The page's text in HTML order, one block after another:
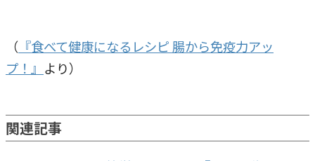
（ 『食べて健康になるレシピ 腸から免疫力アッ
プ！』 より）
関連記事